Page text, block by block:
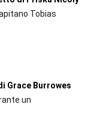
Tobias
Grace Burrowes
un